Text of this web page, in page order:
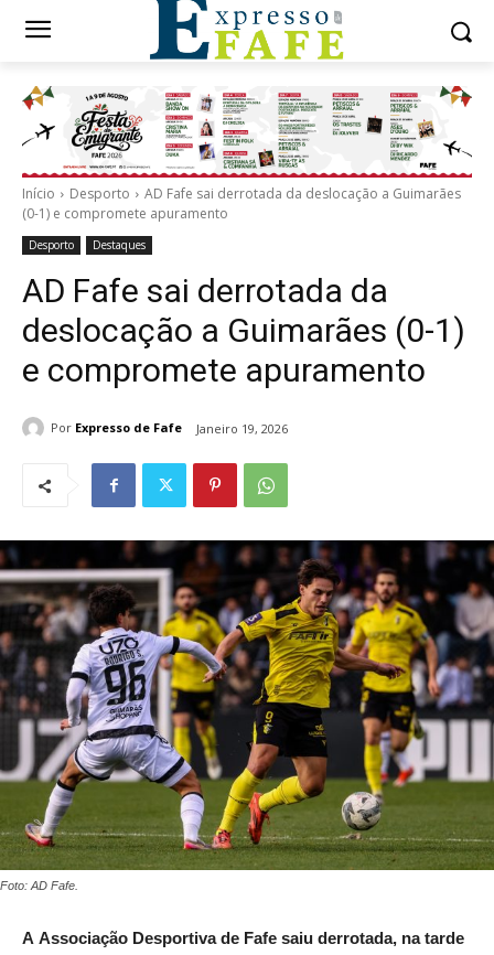
Início Desporto
AD Fafe sai derrotada da deslocação a Guimarães
(0-1) e compromete apuramento
Desporto Destaques
AD Fafe sai derrotada da
deslocação a Guimarães (0-1)
e compromete apuramento
Por Expresso de Fafe Janeiro 19, 2026
Foto: AD Fafe.
A Associação Desportiva de Fafe saiu derrotada, na tarde